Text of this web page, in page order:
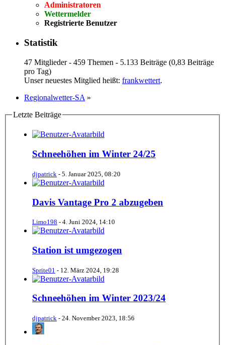
Administratoren
Wettermelder
Registrierte Benutzer
Statistik
47 Mitglieder - 459 Themen - 5.133 Beiträge (0,83 Beiträge
pro Tag)
Unser neuestes Mitglied heißt: frankwettert.
Regionalwetter-SA »
Letzte Beiträge
Schneehöhen im Winter 24/25
djpatrick - 5. Januar 2025, 08:20
Davis Vantage Pro 2 abzugeben
Limo198 - 4. Juni 2024, 14:10
Station ist umgezogen
Sprite01 - 12. März 2024, 19:28
Schneehöhen im Winter 2023/24
djpatrick - 24. November 2023, 18:56